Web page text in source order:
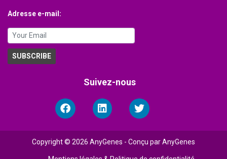
Adresse e-mail:
Suivez-nous
Copyright © 2026 AnyGenes - Conçu par AnyGenes